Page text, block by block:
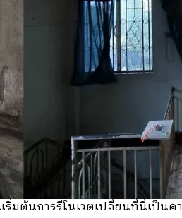
มต้นการรีโนเวตเปลี่ยนที่นี่เป็นค